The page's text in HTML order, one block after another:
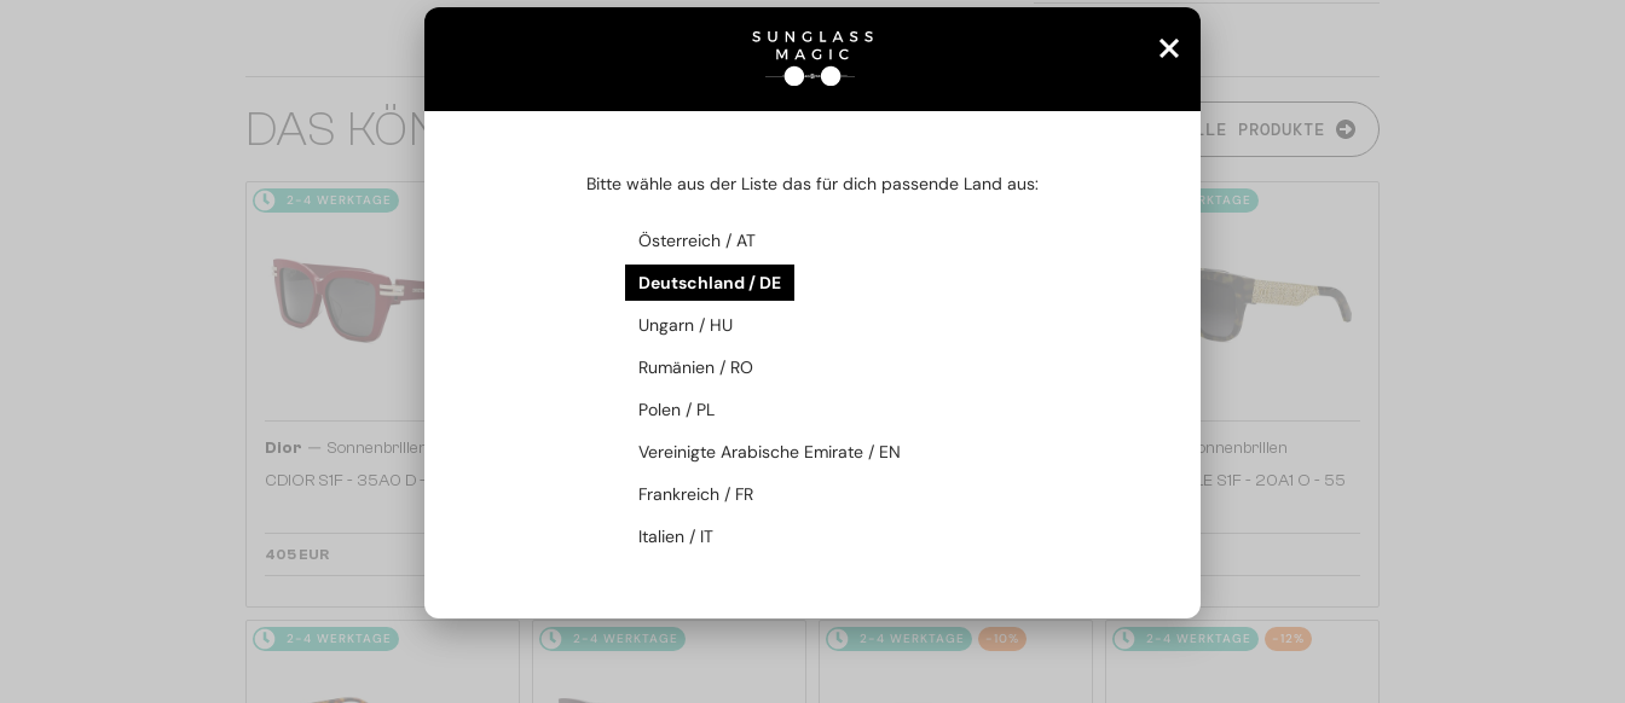
DAS KÖNNTE SIE AUCH INTERESSIEREN ALLE PRODUKTE
2-4 WERKTAGE
Dior — Sonnenbrillen
CDIOR S1F - 35A0 D - 56
405 EUR
Sonnenbrillen
Dior —
2-4 WERKTAGE
Sonnenbrillen
DIORESILLE S1F - 20A1 O - 55
2-4 WERKTAGE 2-4 WERKTAGE 2-4 WERKTAGE -10% 2-4 WERKTAGE -12%
Bitte wähle aus der Liste das für dich passende Land aus:
Österreich / AT
Deutschland / DE
Ungarn / HU
Rumänien / RO
Polen / PL
Vereinigte Arabische Emirate / EN
Frankreich / FR
Italien / IT